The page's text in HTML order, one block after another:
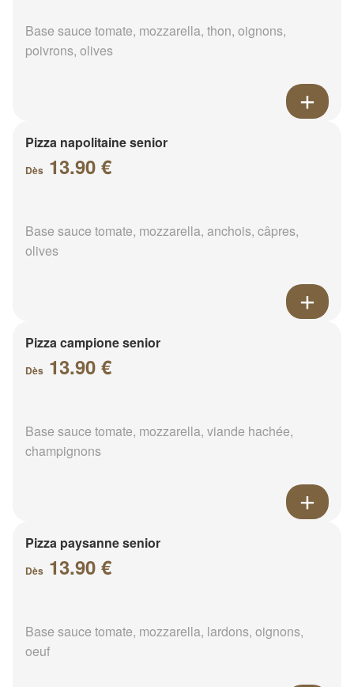
Base sauce tomate, mozzarella, thon, oignons,
poivrons, olives
Pizza napolitaine senior
Dès 13.90 €
Base sauce tomate, mozzarella, anchois, câpres,
olives
Pizza campione senior
Dès 13.90 €
Base sauce tomate, mozzarella, viande hachée,
champignons
Pizza paysanne senior
Dès 13.90 €
Base sauce tomate, mozzarella, lardons, oignons,
oeuf